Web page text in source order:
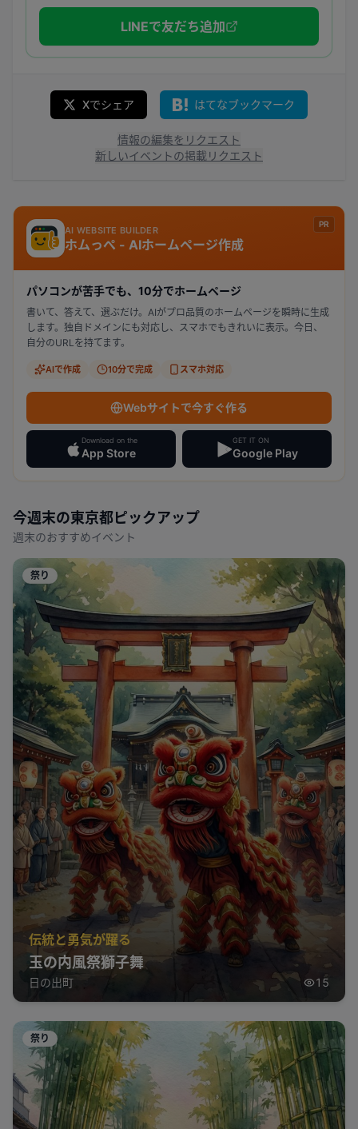
LINEで友だち追加
Xでシェア はてなブックマーク
情報の編集をリクエスト
新しいイベントの掲載リクエスト
PR
AI WEBSITE BUILDER
ホムっぺ - AIホームページ作成
パソコンが苦手でも、10分でホームページ
書いて、答えて、選ぶだけ。AIがプロ品質のホームページを瞬時に生成
します。独自ドメインにも対応し、スマホでもきれいに表示。今日、
自分のURLを持てます。
AIで作成 10分で完成 スマホ対応
Webサイトで今すぐ作る
Download on the
App Store
GET IT ON
Google Play
今週末の東京都 ピックアップ
週末のおすすめイベント
祭り
伝統と勇気が躍る
玉の内風祭獅子舞
日の出町 15
祭り